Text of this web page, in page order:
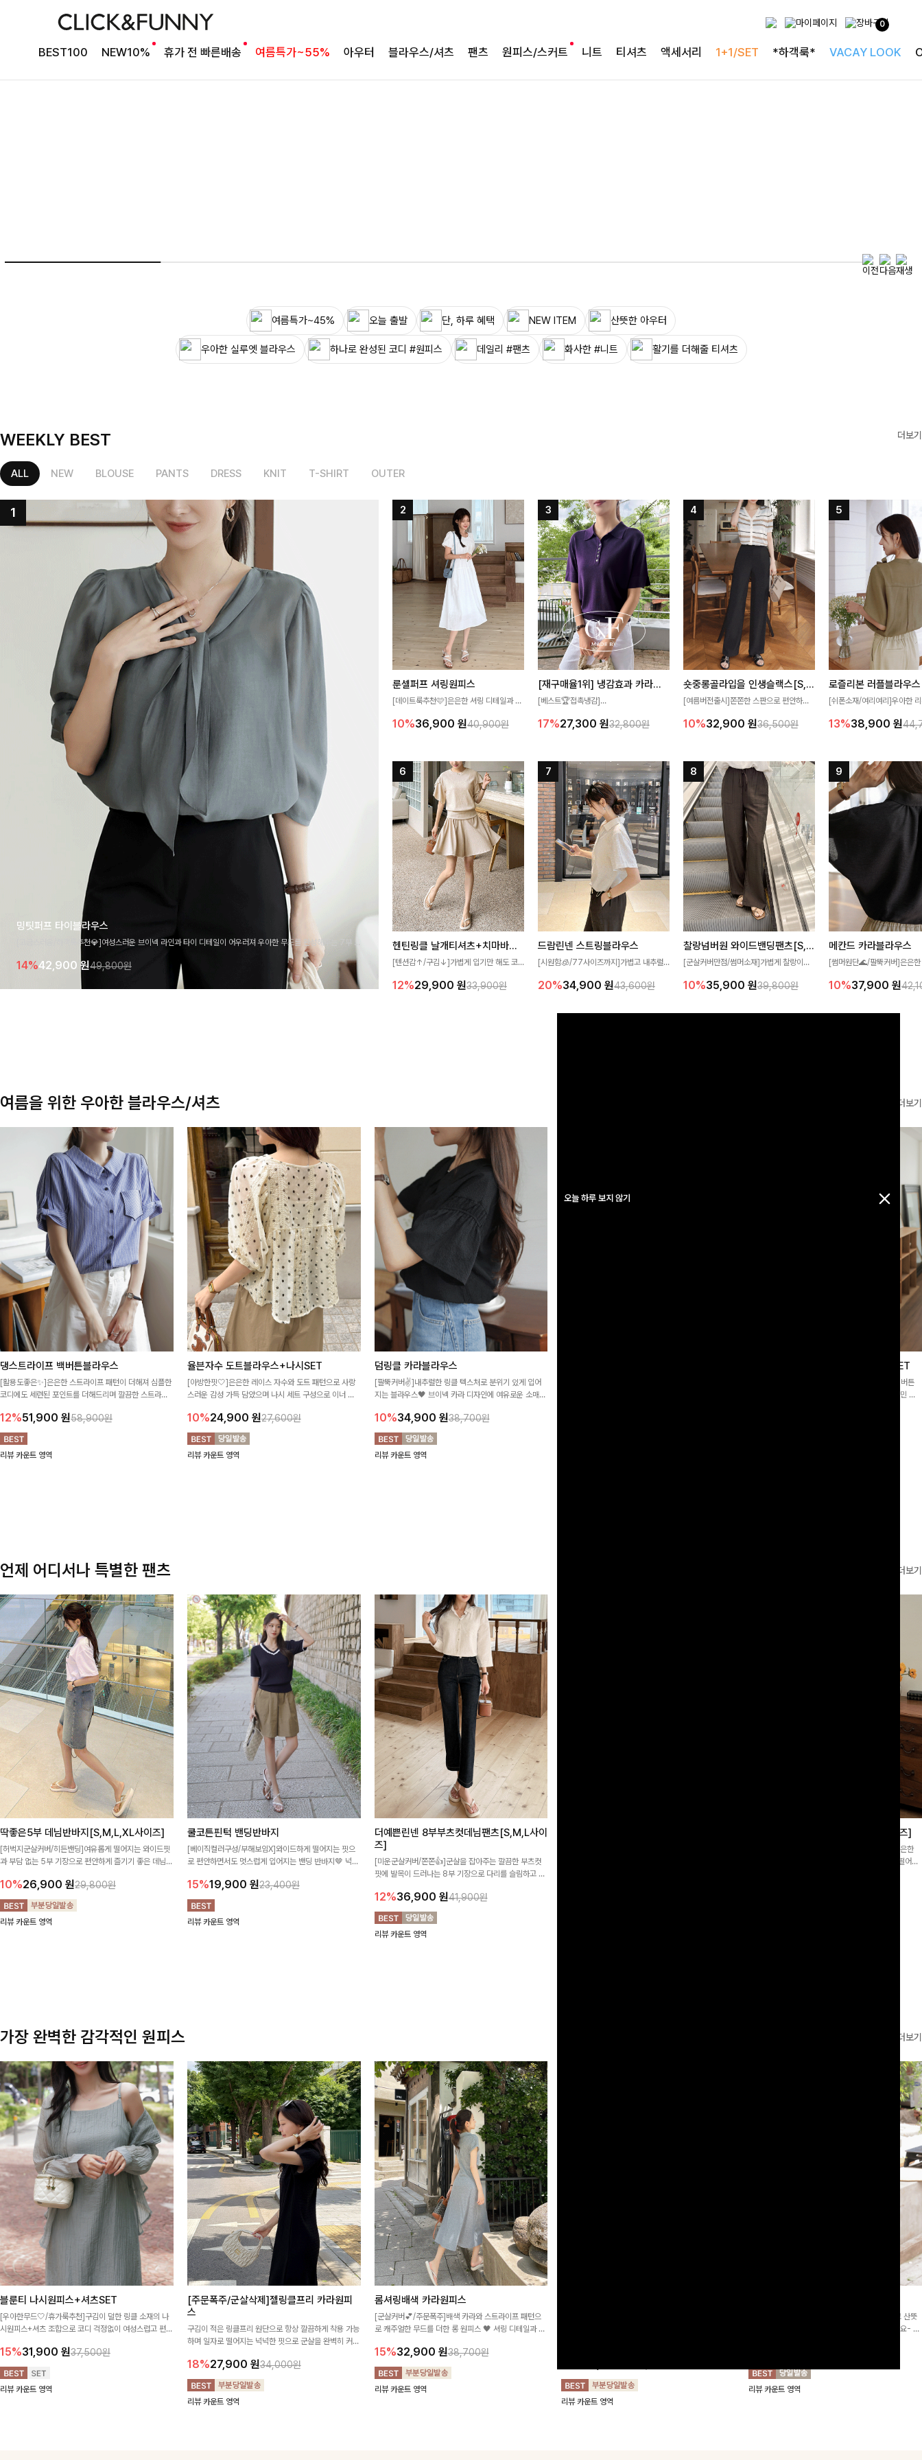
0
BEST100 NEW10% 휴가 전 빠른배송 여름특가~55% 아우터 블라우스/셔츠 팬츠 원피스/스커트 니트 티셔츠 액세서리 1+1/SET *하객룩* VACAY LOOK
오늘 하루 보지 않기
여름의 끝을 완성할
감각적인 원피스
특별한 날을 빛내는
하객룩의 정석
여름특가~45% 오늘 출발 단, 하루 혜택 NEW ITEM 산뜻한 아우터
우아한 실루엣 블라우스 하나로 완성된 코디 #원피스 데일리 #팬츠 화사한 #니트 활기를 더해줄 티셔츠
WEEKLY BEST 더보기
ALL NEW BLOUSE PANTS DRESS KNIT T-SHIRT OUTER
밍팃퍼프 타이블라우스
[고급스러움/하객룩추천💎]여성스러운 브이넥 라인과 타이 디테일이 어우러져 우아한 무드를 완성해주는 7부 블
라우스 🤍 여유로운 7부 소매로 편안하게 착용되며 데일리룩부터 출근룩, 하객룩까지 세련된 스타일링을 연출하
기 좋은 아이템이에요
14%42,900 원49,800원
룬셀퍼프 셔링원피스
[데이트룩추천🩷]은은한 셔링 디테일과 퍼
성해주는 원피스🤍 허리 스모크 밴딩이 슬
즐기기 좋아요
10%36,900 원40,900원
[재구매율1위] 냉감효과 카라니트
[베스트🏆접촉냉감]
고 가벼운 소재감으로 여름에도 시원하게
17%27,300 원32,800원
숏중롱골라입을 인생슬랙스[S,M,L,XL사이즈]
[여름버전출시]쫀쫀한 스판으로 편안하게
숏·기본·롱 기장과 와이드·부츠컷 핏까지 취
10%32,900 원36,500원
로즐리본 러플블라우스
[쉬폰소재/여리여리]우아한
분위기를 더해주는 블라우스
좋아요
13%38,900 원
헨틴링클 날개티셔츠+치마바지SET
[텐션감↑/구김↓]가볍게 입기만 해도 코
게 퍼지는 프릴 날개 소매가 우아한 포인트
12%29,900 원33,900원
드람린넨 스트링블라우스
[시원함🧊/77사이즈까지]가볍고 내추럴
없는 슬릿 카라 디자인이 얼굴선을 더욱 시
20%34,900 원43,600원
찰랑넘버원 와이드밴딩팬츠[S,M,L사이즈]
[군살커버만점/썸머소재]가볍게 찰랑이는
편안하게 착용하실 수 있는 팬츠입니다 🖤
감 있는 착용감을 더해드려요!
10%35,900 원39,800원
메칸드 카라블라우스
[썸머원단🌊/팔뚝커버]은은
세련된 무드를 연출해주는 블
은 베이직한 디자인!
10%37,900 원
여름을 위한 우아한 블라우스/셔츠 더보기
댕스트라이프 백버튼블라우스
[활용도좋은✨]은은한 스트라이프 패턴이 더해져 심플한
코디에도 세련된 포인트를 더해드리며 깔끔한 스트라이
12%51,900 원58,900원
리뷰 카운트 영역
율븐자수 도트블라우스+나시SET
[아방한핏🤍]은은한 레이스 자수와 도트 패턴으로 사랑
스러운 감성 가득 담았으며 나시 세트 구성으로 이너 걱
10%24,900 원27,600원
리뷰 카운트 영역
덤링클 카라블라우스
[팔뚝커버✌]내추럴한 링클 텍스처로 분위기 있게 입어
지는 블라우스🖤 브이넥 카라 디자인에 여유로운 소매핏
10%34,900 원38,700원
리뷰 카운트 영역
제딧레이어드 블라우스+플레어팬츠SET
[완성도높은💗]레이어드한 듯 자연스러운 나시와 버튼
원피스가 함께 구성된 세트 아이템입니다. 코디 고민 없
언제 어디서나 특별한 팬츠 더보기
딱좋은5부 데님반바지[S,M,L,XL사이즈]
[허벅지군살커버/히든밴딩]여유롭게 떨어지는 와이드핏
과 부담 없는 5부 기장으로 편안하게 즐기기 좋은 데님
디한 무드로 연출
10%26,900 원29,800원
리뷰 카운트 영역
쿨코튼핀턱 밴딩반바지
[베이직컬러구성/부해보임X]와이드하게 떨어지는 핏으
로 편안하면서도 멋스럽게 입어지는 밴딩 반바지🤎 넉넉
높게 즐겨지는 아이템!
15%19,900 원23,400원
리뷰 카운트 영역
더예쁜린넨 8부부츠컷데님팬츠[S,M,L사이
즈]
[미운군살커버/쫀쫀👍]군살을 잡아주는 깔끔한 부츠컷
핏에 발목이 드러나는 8부 기장으로 다리를 슬림하고 길
요~!
12%36,900 원41,900원
리뷰 카운트 영역
쿨링버튼 8부와이드팬츠[FREE,L사이즈]
[바스락소재💙/8부기장]사이드 버튼 디테일이 은은한
포인트가 되어주는 와이드 팬츠입니다. 여유롭게 떨어지
가장 완벽한 감각적인 원피스 더보기
블룬티 나시원피스+셔츠SET
[우아한무드🤍/휴가룩추천]구김이 덜한 링클 소재의 나
시원피스+셔츠 조합으로 코디 걱정없이 여성스럽고 편안
15%31,900 원37,500원
리뷰 카운트 영역
[주문폭주/군살삭제]젤링클프리 카라원피
스
구김이 적은 링클프리 원단으로 항상 깔끔하게 착용 가능
하며 일자로 떨어지는 넉넉한 핏으로 군살을 완벽히 커버
18%27,900 원34,000원
리뷰 카운트 영역
롬셔링배색 카라원피스
[군살커버💕/주문폭주]배색 카라와 스트라이프 패턴으
로 캐주얼한 무드를 더한 롱 원피스 🖤 셔링 디테일과 쫀
15%32,900 원38,700원
리뷰 카운트 영역
리뷰 카운트 영역
[청순무드/체형커버]꾸안꾸 무드의 정석🤍 가볍고 산뜻
한 착용감으로 여름 내내 손이 자주 가는 원피스예요- 은
리뷰 카운트 영역